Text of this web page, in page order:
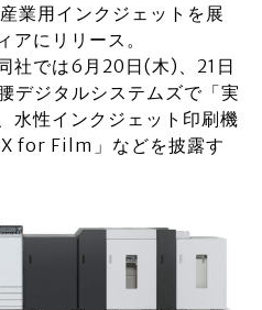
業用インクジェットを展
アにリリース。
社では6月20日(木)、21日
デジタルシステムズで「実
水性インクジェット印刷機
for Film」などを披露す